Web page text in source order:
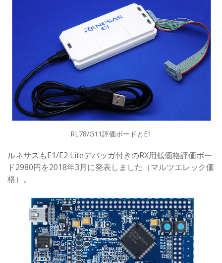
RL78/G11評価ボードとE1
ルネサスもE1/E2 Liteデバッガ付きのRX用低価格評価ボー
ド2980円を2018年3月に発表しました（マルツエレック価
格）。